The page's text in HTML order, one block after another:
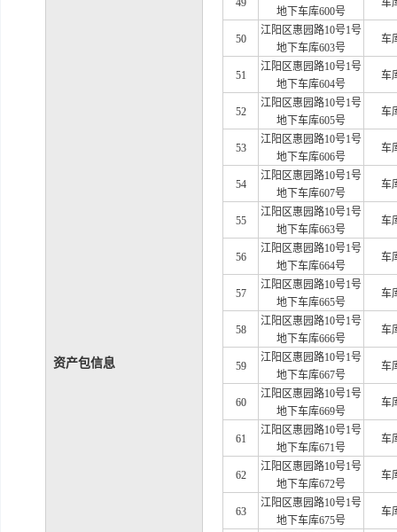
资产包信息
49
地下车库600号
车
50
江阳区惠园路10号1号
地下车库603号
车
51
江阳区惠园路10号1号
地下车库604号
车
52
江阳区惠园路10号1号
地下车库605号
车
53
江阳区惠园路10号1号
地下车库606号
车
54
江阳区惠园路10号1号
地下车库607号
车
55
江阳区惠园路10号1号
地下车库663号
车
56
江阳区惠园路10号1号
地下车库664号
车
57
江阳区惠园路10号1号
地下车库665号
车
58
江阳区惠园路10号1号
地下车库666号
车
59
江阳区惠园路10号1号
地下车库667号
车
60
江阳区惠园路10号1号
地下车库669号
车
61
江阳区惠园路10号1号
地下车库671号
车
62
江阳区惠园路10号1号
地下车库672号
车
63
江阳区惠园路10号1号
地下车库675号
车